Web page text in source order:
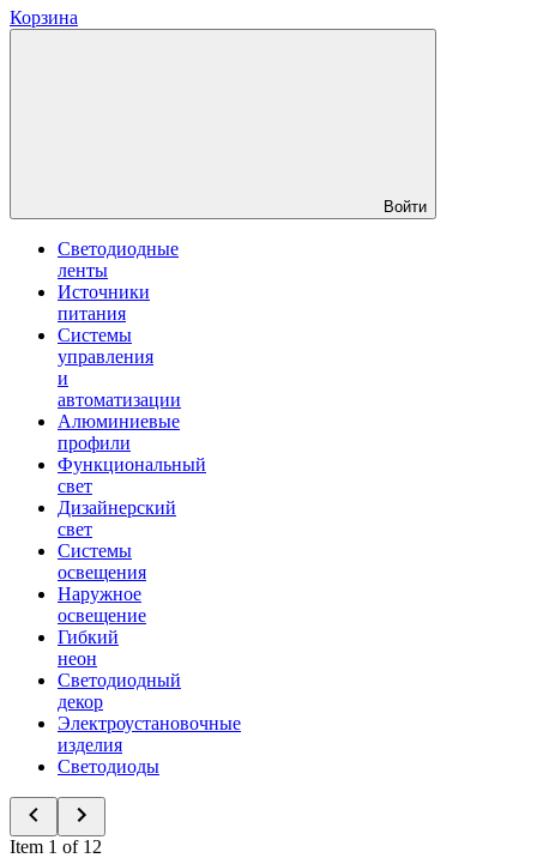
Корзина
Войти
Светодиодные
ленты
Источники
питания
Системы
управления
и
автоматизации
Алюминиевые
профили
Функциональный
свет
Дизайнерский
свет
Системы
освещения
Наружное
освещение
Гибкий
неон
Светодиодный
декор
Электроустановочные
изделия
Светодиоды
Item 1 of 12